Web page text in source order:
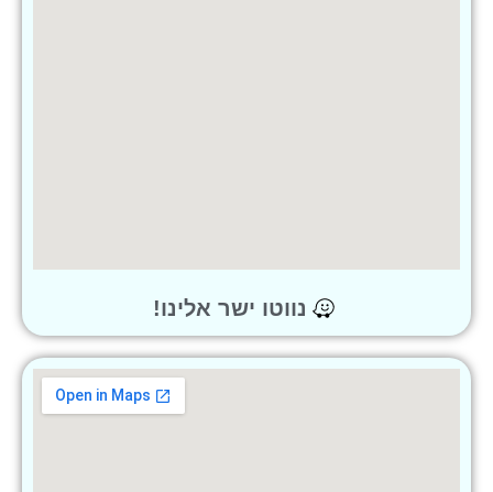
נווטו ישר אלינו!